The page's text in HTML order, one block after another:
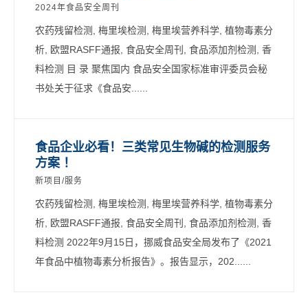
2024年食品安全周刊
农药残留检测, 梅里埃检测, 梅里埃营养科学, 植物毒素分
析, 欧盟RASFF通报, 食品安全周刊, 食品添加剂检测, 香
料检测 目 录 聚焦国内 食品安全国家标准审评委员会秘
书处关于征求《食品安......
食品企业必看！三类常见生物碱的检测服务
方案 ！
新项目/服务
农药残留检测, 梅里埃检测, 梅里埃营养科学, 植物毒素分
析, 欧盟RASFF通报, 食品安全周刊, 食品添加剂检测, 香
料检测 2022年9月15日，挪威食品安全局发布了《2021
年食品中植物毒素分析报告》。报告显示，202......